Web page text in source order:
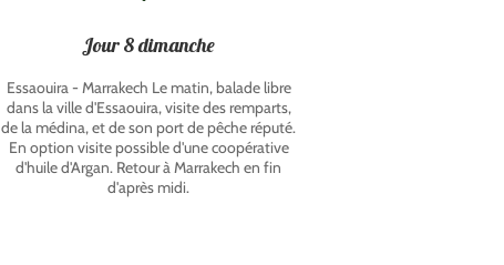
Jour 8 dimanche
Essaouira - Marrakech Le matin, balade libre
dans la ville d'Essaouira, visite des remparts,
de la médina, et de son port de pêche réputé.
En option visite possible d'une coopérative
d'huile d'Argan. Retour à Marrakech en fin
d'après midi.